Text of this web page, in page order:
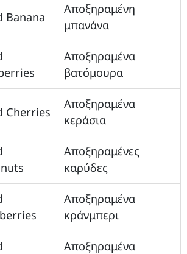
Banana
Αποξηραμένη
μπανάνα
Αποξηραμένα
βατόμουρα
Cherries
Αποξηραμένα
κεράσια
Αποξηραμένες
καρύδες
Αποξηραμένα
κράνμπερι
Αποξηραμένα